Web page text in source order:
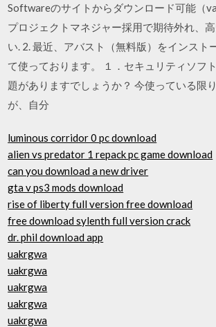
Softwareのサイトからダウンロード可能（
プロジェクトマネジャー採用で期待外れ、
い. 2. 最近、アバスト（無料版）をインスト
て使っております。 １．セキュリティソフ
題がありますでしょうか？ 今使っている限
が、自分
luminous corridor 0 pc download
alien vs predator 1 repack pc game download
can you download a new driver
gta v ps3 mods download
rise of liberty full version free download
free download sylenth full version crack
dr. phil download app
uakrgwa
uakrgwa
uakrgwa
uakrgwa
uakrgwa